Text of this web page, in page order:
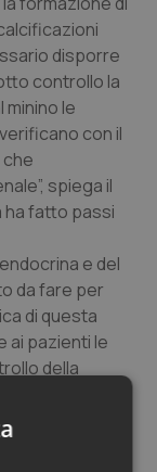
disporre
controllo la
minino le
con il
spiega il
ha fatto passi
e del
da fare per
di questa
ai pazienti le
della
SIE, la